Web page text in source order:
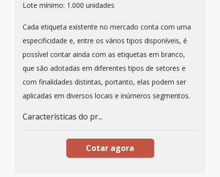
Lote mínimo: 1.000 unidades
Cada etiqueta existente no mercado conta com uma
especificidade e, entre os vários tipos disponíveis, é
possível contar ainda com as etiquetas em branco,
que são adotadas em diferentes tipos de setores e
com finalidades distintas, portanto, elas podem ser
aplicadas em diversos locais e inúmeros segmentos.
Características do pr...
Cotar agora